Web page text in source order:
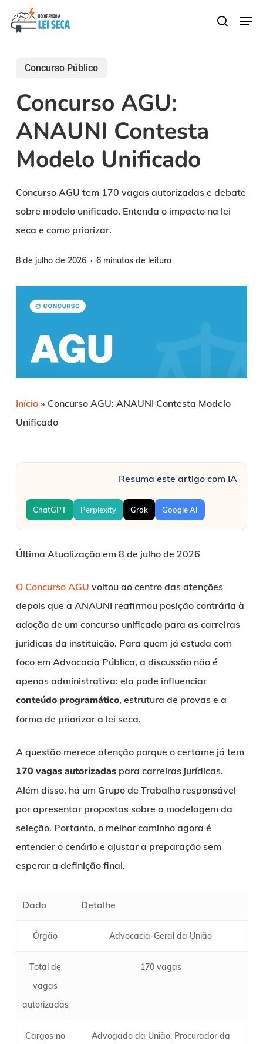
content
search
Concurso Público
Concurso AGU:
ANAUNI Contesta
Modelo Unificado
Concurso AGU tem 170 vagas autorizadas e debate
sobre modelo unificado. Entenda o impacto na lei
seca e como priorizar.
8 de julho de 2026 6 minutos de leitura
Início» Concurso AGU: ANAUNI Contesta Modelo
Unificado
Resuma este artigo com IA
ChatGPT Perplexity Grok Google AI
Última Atualização em 8 de julho de 2026
O Concurso AGU voltou ao centro das atenções
depois que a ANAUNI reafirmou posição contrária à
adoção de um concurso unificado para as carreiras
jurídicas da instituição. Para quem já estuda com
foco em Advocacia Pública, a discussão não é
apenas administrativa: ela pode influenciar
conteúdo programático, estrutura de provas e a
forma de priorizar a lei seca.
A questão merece atenção porque o certame já tem
170 vagas autorizadaspara carreiras jurídicas.
Além disso, há um Grupo de Trabalho responsável
por apresentar propostas sobre a modelagem da
seleção. Portanto, o melhor caminho agora é
entender o cenário e ajustar a preparação sem
esperar a definição final.
Dado Detalhe
Órgão Advocacia-Geral da União
Total de
vagas
autorizadas
170 vagas
Cargos no
Advogado da União, Procurador da